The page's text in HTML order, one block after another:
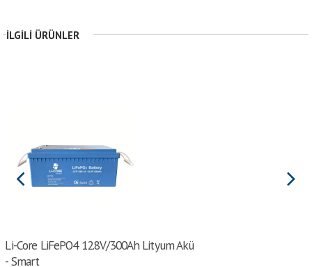
İLGILI ÜRÜNLER
Li-Core LiFePO4 12.8V/300Ah Lityum Akü
- Smart